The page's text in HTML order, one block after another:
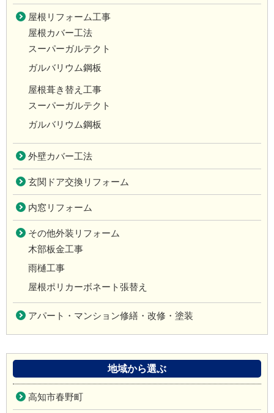
屋根リフォーム工事
屋根カバー工法
スーパーガルテクト
ガルバリウム鋼板
屋根葺き替え工事
スーパーガルテクト
ガルバリウム鋼板
外壁カバー工法
玄関ドア交換リフォーム
内窓リフォーム
その他外装リフォーム
木部板金工事
雨樋工事
屋根ポリカーボネート張替え
アパート・マンション修繕・改修・塗装
地域から選ぶ
高知市春野町